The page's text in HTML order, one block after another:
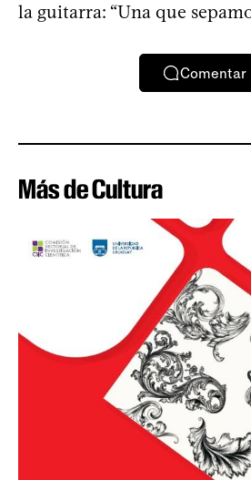
la guitarra: “Una que
Comentar
Más de Cultura